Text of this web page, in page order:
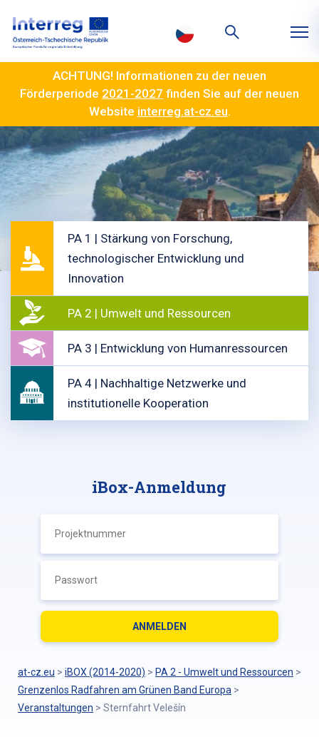
ACHTUNG! Informationen zu der neuen
Förderperiode 2021-2027 finden Sie auf der neuen
Website interreg.at-cz.eu.
PA 1 | Stärkung von Forschung,
technologischer Entwicklung und
Innovation
PA 2 | Umwelt und Ressourcen
PA 3 | Entwicklung von Humanressourcen
PA 4 | Nachhaltige Netzwerke und
institutionelle Kooperation
iBox-Anmeldung
at-cz.eu > iBOX (2014-2020) > PA 2 - Umwelt und Ressourcen >
Grenzenlos Radfahren am Grünen Band Europa >
Veranstaltungen > Sternfahrt Velešín